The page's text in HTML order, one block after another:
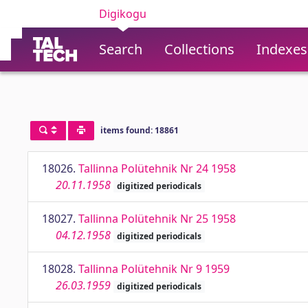
Digikogu
Search Collections Indexes
items found: 18861
18026. Tallinna Polütehnik Nr 24 1958
20.11.1958 digitized periodicals
18027. Tallinna Polütehnik Nr 25 1958
04.12.1958 digitized periodicals
18028. Tallinna Polütehnik Nr 9 1959
26.03.1959 digitized periodicals